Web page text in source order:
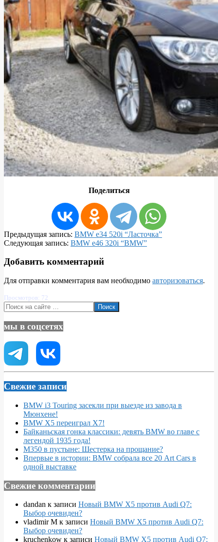
Поделиться
2018-
04-
Предыдущая запись: BMW e34 520i “Ласточка”
Следующая запись: BMW e46 320i “BMW”
Добавить комментарий
Для отправки комментария вам необходимо авторизоваться.
Просмотров: 72
Поиск
мы в соцсетях
Свежие записи
BMW i3 Touring засекли при выезде из завода в
Мюнхене!
BMW X5 переиграл X7!
Байканьская гонка классики: девять BMW во главе с
легендой 1935 года!
M350 в пустыне: Шестерка на прощание?
Впервые в истории: BMW собрала все 20 Art Cars в
одной выставке
Свежие комментарии
dandan к записи Новый BMW X5 против Audi Q7:
Выбор очевиден?
vladimir M к записи Новый BMW X5 против Audi Q7:
Выбор очевиден?
kruchenkow к записи Новый BMW X5 против Audi Q7: